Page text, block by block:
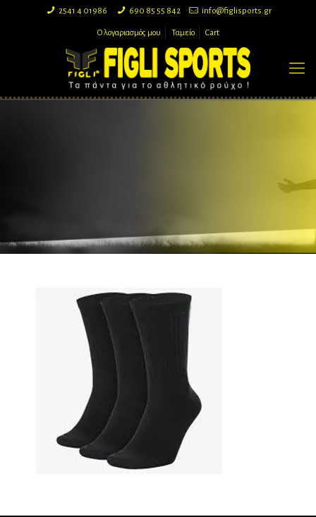
2541 4 01986 690 85 55 842 info@figlisports.gr
Ο λογαριασμός μου Ταμείο Cart